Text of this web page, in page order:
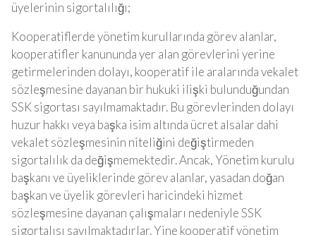
üyelerinin sigortalılığı;
Kooperatiflerde yönetim kurullarında görev alanlar,
kooperatifler kanununda yer alan görevlerini yerine
getirmelerinden dolayı, kooperatif ile aralarında vekalet
sözleşmesine dayanan bir hukuki ilişki bulunduğundan
SSK sigortası sayılmamaktadır. Bu görevlerinden dolayı
huzur hakkı veya başka isim altında ücret alsalar dahi
vekalet sözleşmesinin niteliğini değiştirmeden
sigortalılık da değişmemektedir. Ancak, Yönetim kurulu
başkanı ve üyeliklerinde görev alanlar, yasadan doğan
başkan ve üyelik görevleri haricindeki hizmet
sözleşmesine dayanan çalışmaları nedeniyle SSK
sigortalısı sayılmaktadırlar. Yine kooperatif yönetim